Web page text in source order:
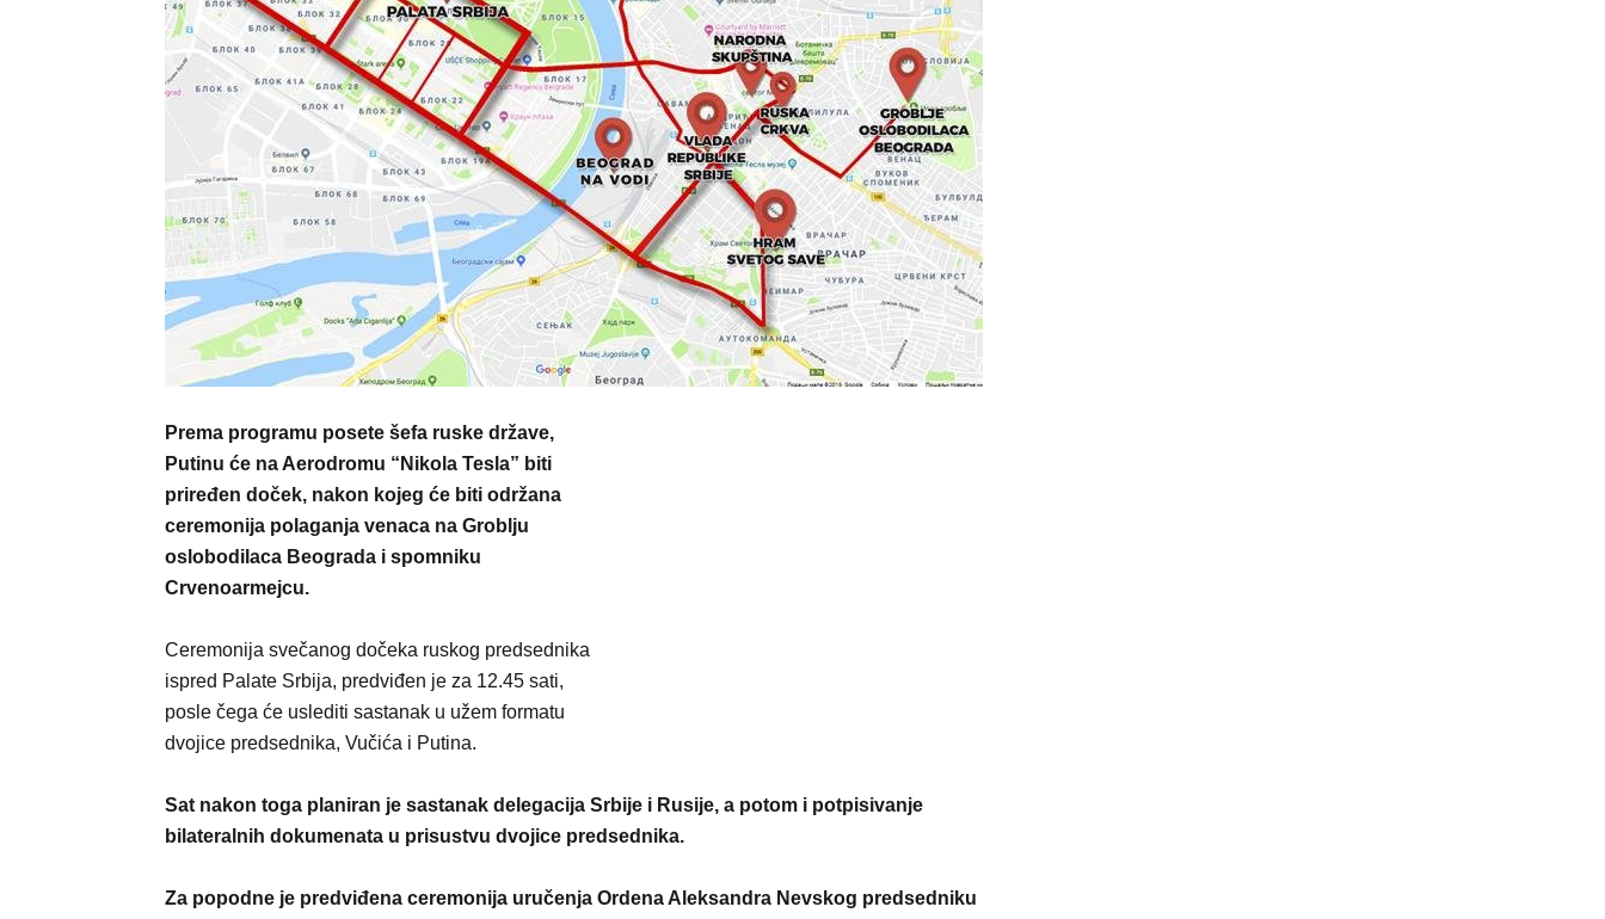
Prema programu posete šefa ruske države,
Putinu će na Aerodromu “Nikola Tesla” biti
priređen doček, nakon kojeg će biti održana
ceremonija polaganja venaca na Groblju
oslobodilaca Beograda i spomniku
Crvenoarmejcu.
Ceremonija svečanog dočeka ruskog predsednika
ispred Palate Srbija, predviđen je za 12.45 sati,
posle čega će uslediti sastanak u užem formatu
dvojice predsednika, Vučića i Putina.
Sat nakon toga planiran je sastanak delegacija Srbije i Rusije, a potom i potpisivanje
bilateralnih dokumenata u prisustvu dvojice predsednika.
Za popodne je predviđena ceremonija uručenja Ordena Aleksandra Nevskog predsedniku